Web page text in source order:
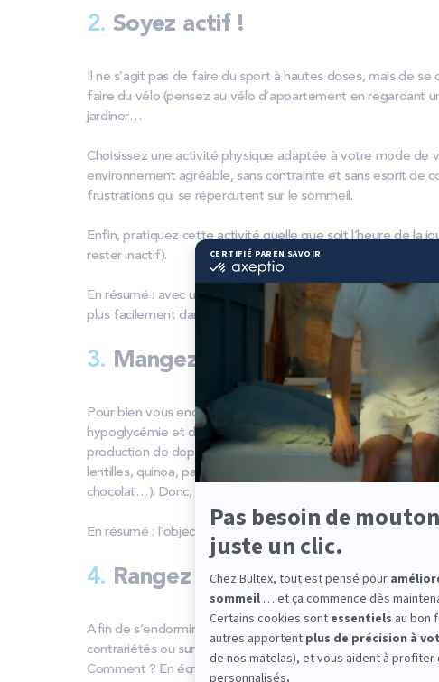
2.Soyez actif !
Il ne s’agit pas de faire du sport à hautes doses, mais de se
faire du vélo (pensez au vélo d’appartement en regardant
jardiner…
Choisissez une activité physique adaptée à votre mode de
environnement agréable, sans contrainte et sans esprit
frustrations qui se répercutent sur le sommeil.
Enfin, pratiquez cette activité quelle que soit l’heure de la
rester inactif).
En résumé : avec une journée active physiquement, vous
plus facilement dans le sommeil.
3. Mangez suffisamment le soir
Pour bien vous endormir, mangez suffisamment le soir. Si
hypoglycémie et de vous réveiller. Je conseille des repas
production de dopamine, hormone de la vigilance),
lentilles, quinoa, patates douces, légumes, pain complet…)
chocolat…). Donc, ne vous privez pas du carré de chocolat
En résumé : l’objectif est de se nourrir suffisamment et
4. Rangez vos pensées
Afin de s’endormir avec plaisir, il existe des petits rituels à
contrariétés ou surcharge émotionnelle.
Comment ? En écrivant vos pensées dans un carnet ou